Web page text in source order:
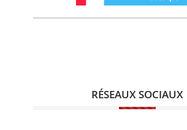
RÉSEAUX SOCIAUX